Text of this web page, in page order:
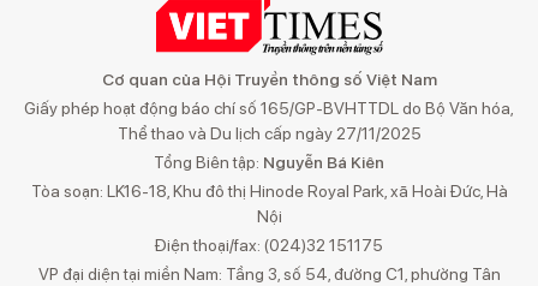
Cơ quan của Hội Truyền thông số Việt Nam
Giấy phép hoạt động báo chí số 165/GP-BVHTTDL do Bộ Văn hóa,
Thể thao và Du lịch cấp ngày 27/11/2025
Tổng Biên tập: Nguyễn Bá Kiên
Tòa soạn: LK16-18, Khu đô thị Hinode Royal Park, xã Hoài Đức, Hà
Nội
Điện thoại/fax: (024)32 151175
VP đại diện tại miền Nam: Tầng 3, số 54, đường C1, phường Tân